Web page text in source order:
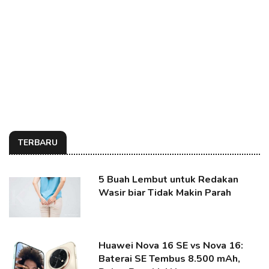
TERBARU
5 Buah Lembut untuk Redakan
Wasir biar Tidak Makin Parah
Huawei Nova 16 SE vs Nova 16:
Baterai SE Tembus 8.500 mAh,